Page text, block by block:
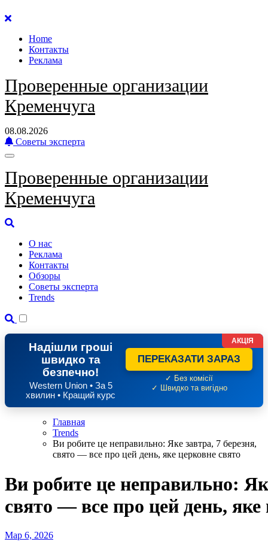
Перейти
содержанию
Home
Контакты
Реклама
Проверенные организации
Кременчуга
08.08.2026
Советы эксперта
Проверенные организации
Кременчуга
О нас
Реклама
Контакты
Обзоры
Советы эксперта
Trends
Надішли гроші
швидко та
безпечно!
Western Union • За 5
хвилин • Кращий курс
ПЕРЕКАЗАТИ ЗАРАЗ
✓ Без комісії
✓ Швидко та вигідно
АКЦІЯ
Главная
Trends
Ви робите це неправильно: Яке завтра, 7 березня,
свято — все про цей день, яке церковне свято
Ви робите це неправильно:
свято — все про цей день, яке
Мар 6, 2026